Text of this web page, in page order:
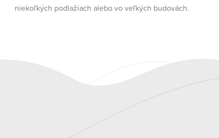
niekoľkých podlažiach alebo vo veľkých budovách.